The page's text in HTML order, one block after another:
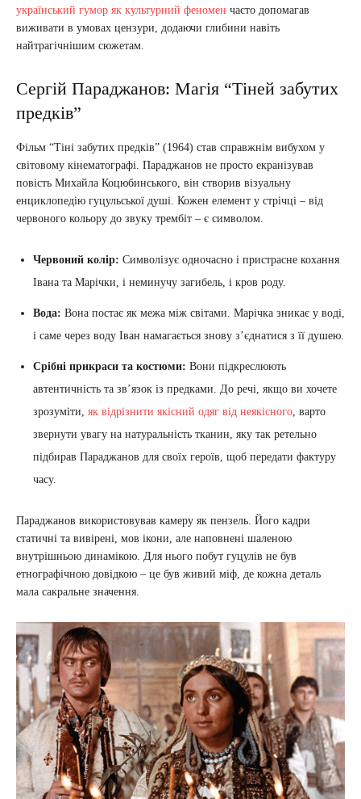
український гумор як культурний феномен часто допомагав
виживати в умовах цензури, додаючи глибини навіть
найтрагічнішим сюжетам.
Сергій Параджанов: Магія “Тіней забутих
предків”
Фільм “Тіні забутих предків” (1964) став справжнім вибухом у
світовому кінематографі. Параджанов не просто екранізував
повість Михайла Коцюбинського, він створив візуальну
енциклопедію гуцульської душі. Кожен елемент у стрічці – від
червоного кольору до звуку трембіт – є символом.
Червоний колір: Символізує одночасно і пристрасне кохання
Івана та Марічки, і неминучу загибель, і кров роду.
Вода: Вона постає як межа між світами. Марічка зникає у воді,
і саме через воду Іван намагається знову з’єднатися з її душею.
Срібні прикраси та костюми: Вони підкреслюють
автентичність та зв’язок із предками. До речі, якщо ви хочете
зрозуміти, як відрізнити якісний одяг від неякісного, варто
звернути увагу на натуральність тканин, яку так ретельно
підбирав Параджанов для своїх героїв, щоб передати фактуру
часу.
Параджанов використовував камеру як пензель. Його кадри
статичні та вивірені, мов ікони, але наповнені шаленою
внутрішньою динамікою. Для нього побут гуцулів не був
етнографічною довідкою – це був живий міф, де кожна деталь
мала сакральне значення.